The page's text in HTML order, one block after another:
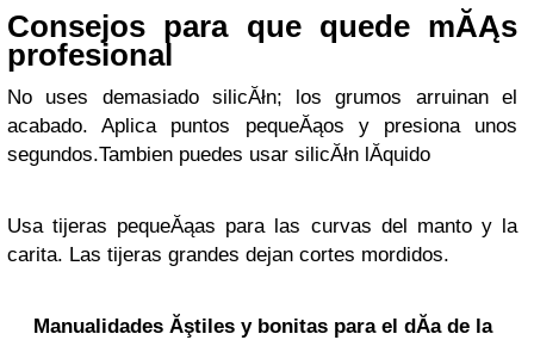
Consejos para que quede mĂĄs
profesional
No uses demasiado silicĂłn; los grumos arruinan el
acabado. Aplica puntos pequeĂąos y presiona unos
segundos.Tambien puedes usar silicĂłn lĂ­quido
Usa tijeras pequeĂąas para las curvas del manto y la
carita. Las tijeras grandes dejan cortes mordidos.
Manualidades Ăştiles y bonitas para el dĂ­a de la